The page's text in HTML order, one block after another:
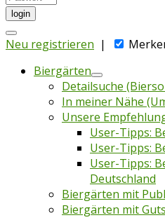
login
Neu registrieren |
Biergärten
Detailsuche
In meiner Nähe
Unsere
User-Tipps:
User-Tipps:
User-Tipps:
Deutschland
Biergärten mit
Biergärten mit